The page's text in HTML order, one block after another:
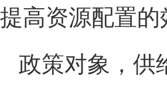
提高资源配置的
政策对象，供